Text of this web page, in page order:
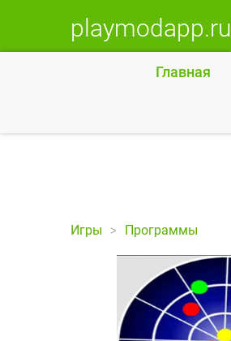
playmodapp.ru
Главная
Игры Программы